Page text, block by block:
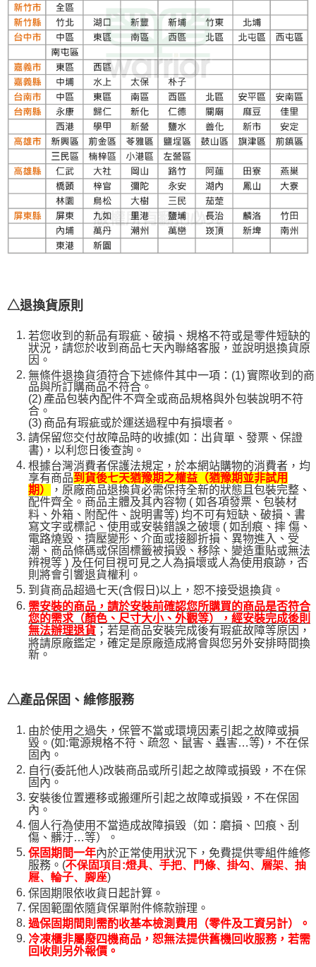
△退換貨原則
若您收到的新品有瑕疵、破損、規格不符或是零件短缺的
狀況，請您於收到商品七天內聯絡客服，並說明退換貨原
因。
無條件退換貨須符合下述條件其中一項： (1)實際收到的商
品與所訂購商品不符合。
(2) 產品包裝內配件不齊全或商品規格與外包裝說明不符
合。
(3) 商品有瑕疵或於運送過程中有損壞者。
請保留您交付故障品時的收據(如：出貨單、發票、保證
書)，以利您日後查詢。
根據台灣消費者保護法規定，於本網站購物的消費者，均
享有商品到貨後七天猶豫期之權益（猶豫期並非試用
期）
，原廠商品退換貨必需保持全新的狀態且包裝完整、
配件齊全。商品主體及其內容物 ( 如各項發票、包裝材
料、外箱、附配件、說明書等) 均不可有短缺、破損、書
寫文字或標記、使用或安裝錯誤之破壞 ( 如刮痕、摔 傷、
電路燒毀、擠壓變形、介面或接腳折損、異物進入、受
潮、商品條碼或保固標籤被損毀、移除、變造重貼或無法
辨視等 ) 及任何目視可見之人為損壞或人為使用痕跡，否
則將會引響退貨權利。
到貨商品超過七天(含假日)以上，恕不接受退換貨。
需安裝的商品，請於安裝前確認您所購買的商品是否符合
您的需求（顏色、尺寸大小、外觀等），經安裝完成後則
無法辦理退貨 ；若是商品安裝完成後有瑕疵故障等原因，
將請原廠鑑定，確定是原廠造成將會與您另外安排時間換
新。
△產品保固、維修服務
由於使用之過失，保管不當或環境因素引起之故障或損
毀。(如:電源規格不符、疏忽、鼠害、蟲害…等)，不在保
固內。
自行(委託他人)改裝商品或所引起之故障或損毀，不在保
固內。
安裝後位置遷移或搬運所引起之故障或損毀，不在保固
內。
個人行為使用不當造成故障損毀（如：磨損、凹痕、刮
傷、髒汙…等）。
保固期間一年內於正常使用狀況下，免費提供零組件維修
服務。(不保固項目:燈具、手把、門條、掛勾、層架、抽
屜、輪子、腳座)
保固期限依收貨日起計算。
保固範圍依隨貨保單附件條款辦理。
過保固期間則需酌收基本檢測費用（零件及工資另計）。
冷凍櫃非屬廢四機商品，恕無法提供舊機回收服務，若需
回收則另外報價。